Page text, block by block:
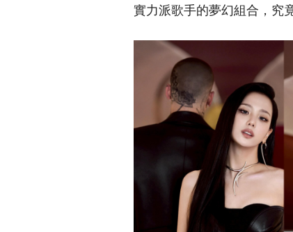
實力派歌手的夢幻組合，究